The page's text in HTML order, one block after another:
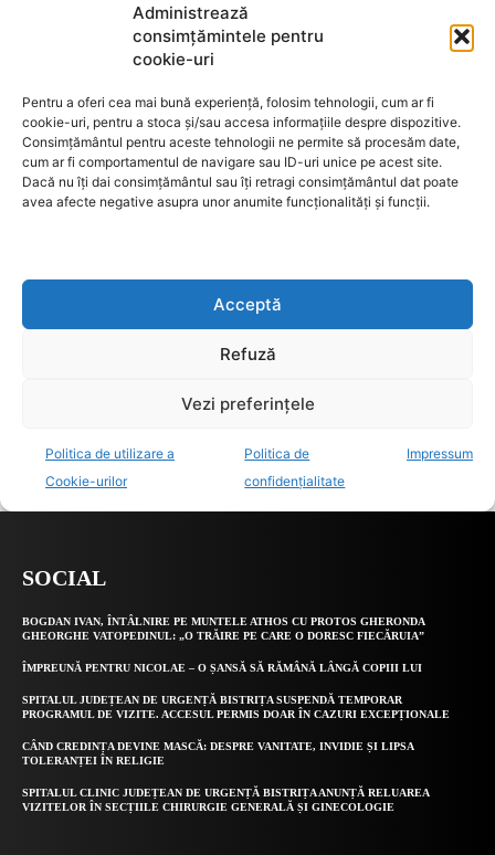
SOCIAL
BOGDAN IVAN, ÎNTÂLNIRE PE MUNTELE ATHOS CU PROTOS GHERONDA
GHEORGHE VATOPEDINUL: „O TRĂIRE PE CARE O DORESC FIECĂRUIA”
ÎMPREUNĂ PENTRU NICOLAE – O ȘANSĂ SĂ RĂMÂNĂ LÂNGĂ COPIII LUI
SPITALUL JUDEȚEAN DE URGENȚĂ BISTRIȚA SUSPENDĂ TEMPORAR
PROGRAMUL DE VIZITE. ACCESUL PERMIS DOAR ÎN CAZURI EXCEPȚIONALE
CÂND CREDINȚA DEVINE MASCĂ: DESPRE VANITATE, INVIDIE ȘI LIPSA
TOLERANȚEI ÎN RELIGIE
SPITALUL CLINIC JUDEȚEAN DE URGENȚĂ BISTRIȚA ANUNȚĂ RELUAREA
VIZITELOR ÎN SECȚIILE CHIRURGIE GENERALĂ ȘI GINECOLOGIE